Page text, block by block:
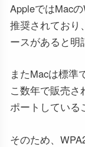
AppleではMac
推奨されており
ースがあると明
またMacは標準
こ数年で販売さ
ポートしている
そのため、